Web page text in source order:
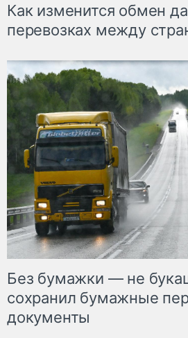
Как изменится обмен
перевозках между
Без бумажки — не
сохранил бумажные
документы